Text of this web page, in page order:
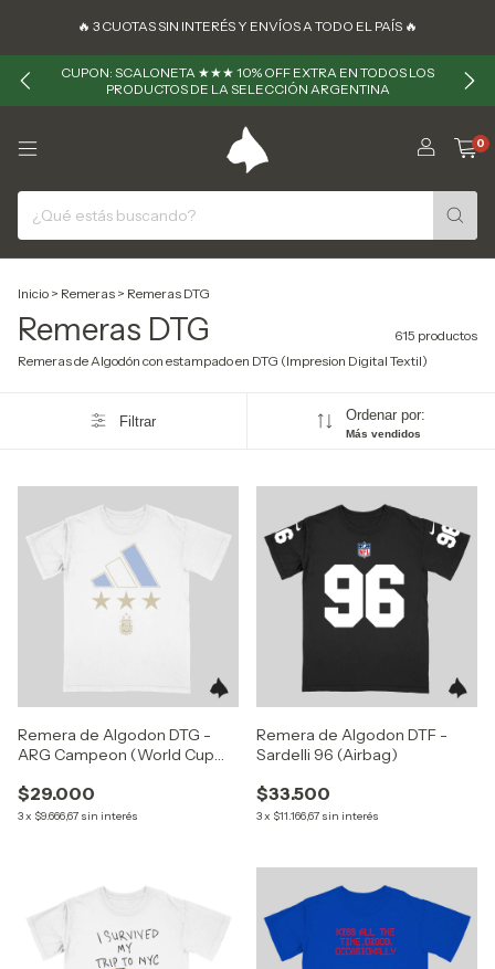
🔥 ㅤㅤ3 CUOTAS SIN INTERÉS Y ENVÍOS A TODO EL PAÍS 🔥
CUPON: SCALONETA ★★★ 10% OFF EXTRA EN TODOS LOS
PRODUCTOS DE LA SELECCIÓN ARGENTINA
0
Inicio > Remeras > Remeras DTG
Remeras DTG
615 productos
Remeras de Algodón con estampado en DTG (Impresion Digital Textil)
Filtrar Ordenar por:
Más vendidos
Remera de Algodon DTG -
ARG Campeon (World Cup
$29.000
3x $9.666,67 sin interés
Remera de Algodon DTF -
Sardelli 96 (Airbag)
$33.500
3x $11.166,67 sin interés